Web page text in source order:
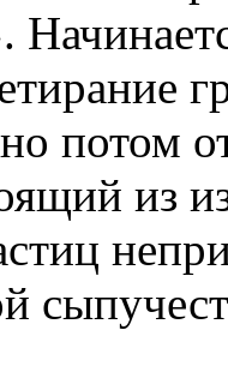
потом
из